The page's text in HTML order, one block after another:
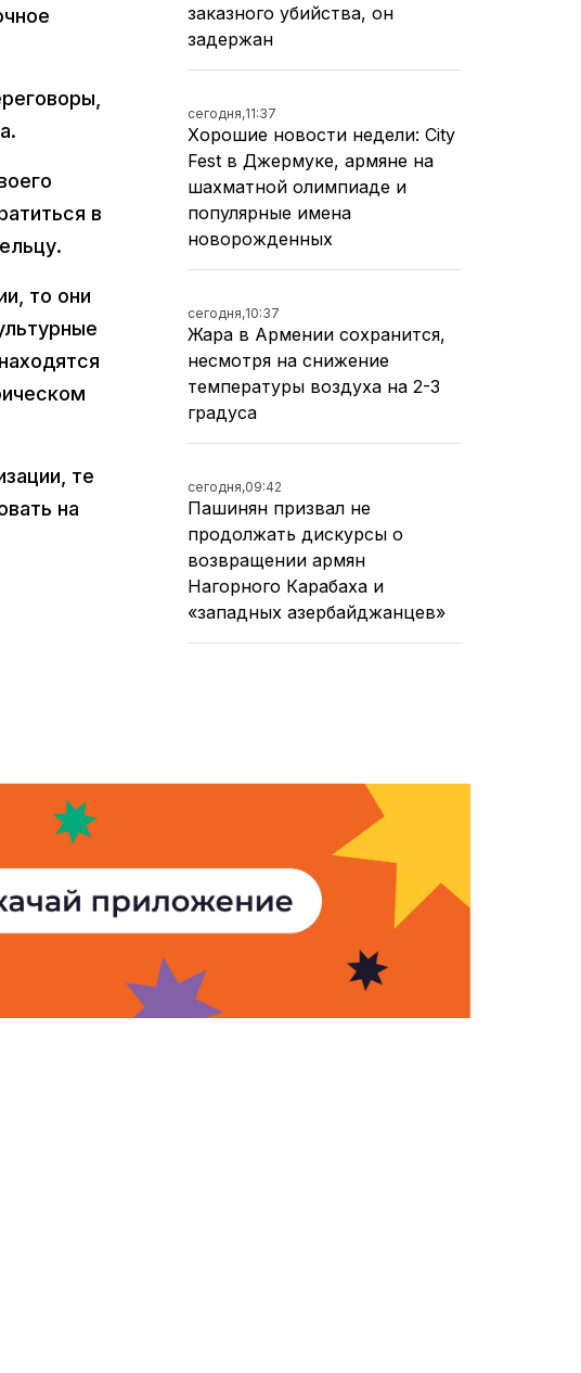
в
то они
те
на
заказного убийства, он
задержан
сегодня,11:37
Хорошие новости недели: City
Fest в Джермуке, армяне на
шахматной олимпиаде и
популярные имена
новорожденных
сегодня,10:37
Жара в Армении сохранится,
несмотря на снижение
температуры воздуха на 2-3
градуса
сегодня,09:42
Пашинян призвал не
продолжать дискурсы о
возвращении армян
Нагорного Карабаха и
«западных азербайджанцев»